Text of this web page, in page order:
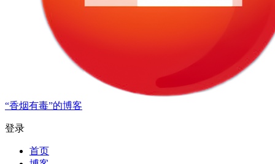
“香烟有毒”的博客
登录
首页